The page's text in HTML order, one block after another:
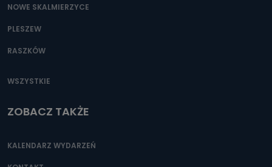
NOWE SKALMIERZYCE
PLESZEW
RASZKÓW
WSZYSTKIE
ZOBACZ TAKŻE
KALENDARZ WYDARZEŃ